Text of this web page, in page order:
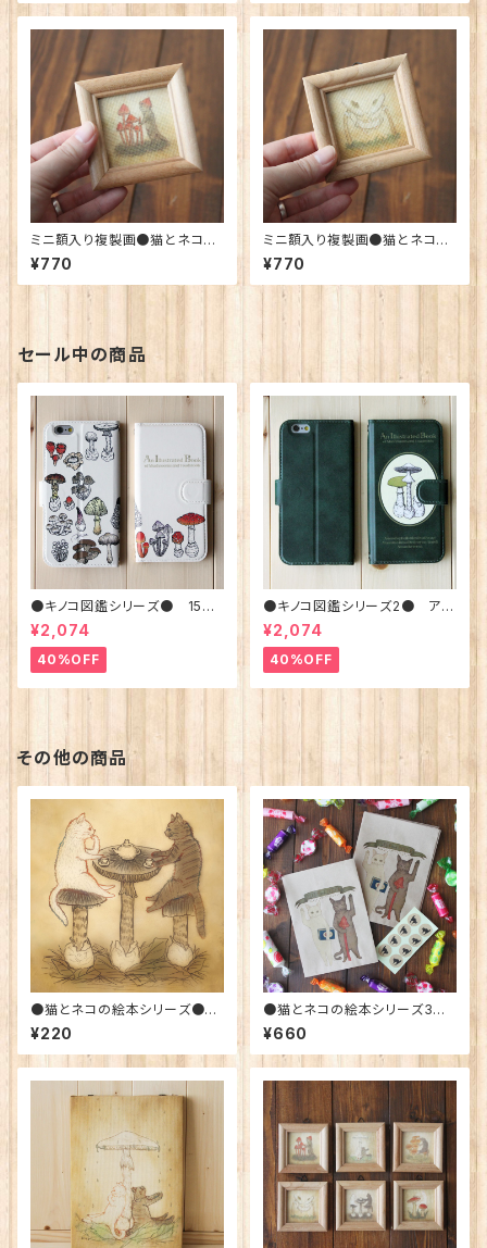
ミニ額入り複製画●猫とネコの
絵本シリーズ●ネコの帽子
¥770
ミニ額入り複製画●猫とネコの
絵本シリーズ●シャボン玉をふく
猫
¥770
セール中の商品
●キノコ図鑑シリーズ● 15種
のキノコと毒キノコ 手帳型ス
マホケース iphone6/6s
¥2,074
40%OFF
●キノコ図鑑シリーズ2● アン
ティークキノコ図鑑-猛毒きのこ
御三家 手帳型スマホケース
iphone6/6s/7/8
¥2,074
40%OFF
その他の商品
●猫とネコの絵本シリーズ●
猫とネコのティータイム ポスト
カード
¥220
●猫とネコの絵本シリーズ3●
猫とネコのご挨拶 ミニラッピ
ング袋
¥660